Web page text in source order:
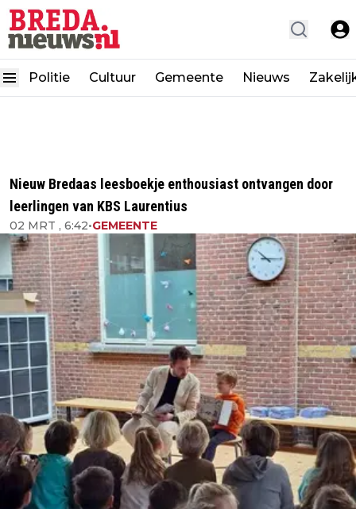
Politie Cultuur Gemeente Nieuws
Nieuw Bredaas leesboekje enthousiast ontvangen door
leerlingen van KBS Laurentius
02 MRT , 6:42•GEMEENTE